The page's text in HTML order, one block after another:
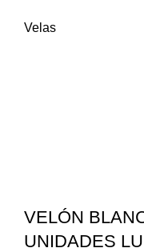
Velas
VELÓN
UNIDADES